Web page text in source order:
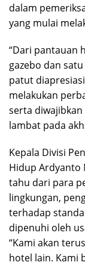
dalam
yang mulai
“Dari pantauan
gazebo dan
patut
melakukan
serta
lambat pada
Kepala Divisi
Hidup Ardyanto
tahu dari para
lingkungan,
terhadap
dipenuhi oleh
“Kami akan
hotel lain. Kami